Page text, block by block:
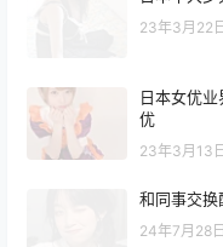
23年3月22
日本女优
优
23年3月13
和同事交换
24年7月28日